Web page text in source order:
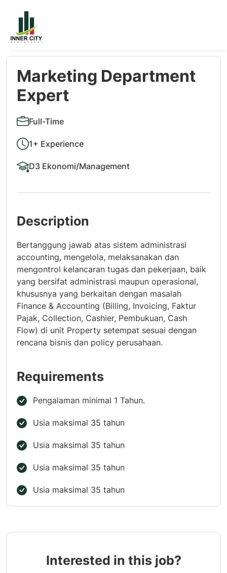
Marketing Department
Expert
Full-Time
1+ Experience
D3 Ekonomi/Management
Description
Bertanggung jawab atas sistem administrasi
accounting, mengelola, melaksanakan dan
mengontrol kelancaran tugas dan pekerjaan, baik
yang bersifat administrasi maupun operasional,
khususnya yang berkaitan dengan masalah
Finance & Accounting (Billing, Invoicing, Faktur
Pajak, Collection, Cashier, Pembukuan, Cash
Flow) di unit Property setempat sesuai dengan
rencana bisnis dan policy perusahaan.
Requirements
Pengalaman minimal 1 Tahun.
Usia maksimal 35 tahun
Usia maksimal 35 tahun
Usia maksimal 35 tahun
Usia maksimal 35 tahun
Interested in this job?